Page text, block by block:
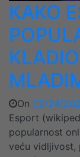
KAKO
On 09/24/
Esport
popularnost
veću vidljivost,